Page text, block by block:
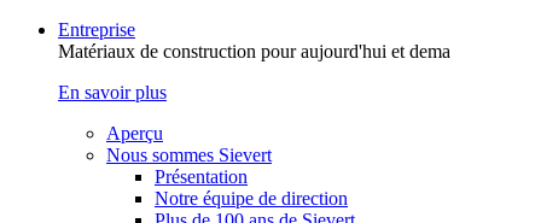
Entreprise
Matériaux de construction pour aujourd'hui et dema
En savoir plus
Aperçu
Nous sommes Sievert
Présentation
Notre équipe de direction